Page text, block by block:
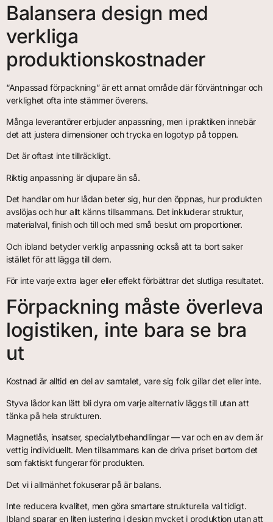
Balansera design med
verkliga
produktionskostnader
“Anpassad förpackning” är ett annat område där förväntningar och
verklighet ofta inte stämmer överens.
Många leverantörer erbjuder anpassning, men i praktiken innebär
det att justera dimensioner och trycka en logotyp på toppen.
Det är oftast inte tillräckligt.
Riktig anpassning är djupare än så.
Det handlar om hur lådan beter sig, hur den öppnas, hur produkten
avslöjas och hur allt känns tillsammans. Det inkluderar struktur,
materialval, finish och till och med små beslut om proportioner.
Och ibland betyder verklig anpassning också att ta bort saker
istället för att lägga till dem.
För inte varje extra lager eller effekt förbättrar det slutliga resultatet.
Förpackning måste överleva
logistiken, inte bara se bra
ut
Kostnad är alltid en del av samtalet, vare sig folk gillar det eller inte.
Styva lådor kan lätt bli dyra om varje alternativ läggs till utan att
tänka på hela strukturen.
Magnetlås, insatser, specialytbehandlingar — var och en av dem är
vettig individuellt. Men tillsammans kan de driva priset bortom det
som faktiskt fungerar för produkten.
Det vi i allmänhet fokuserar på är balans.
Inte reducera kvalitet, men göra smartare strukturella val tidigt.
Ibland sparar en liten justering i design mycket i produktion utan att